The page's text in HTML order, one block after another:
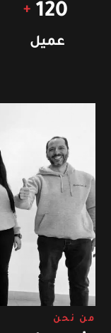
120
+
عميل
من نحن